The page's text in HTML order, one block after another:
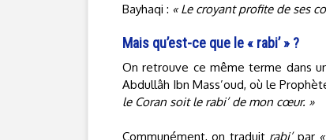
Bayhaqi : « Le croyant profite de ses
Mais qu’est-ce que le « rabi’ » ?
On retrouve ce même terme dans
Abdullâh Ibn Mass’oud, où le
le Coran soit le rabi’ de mon cœur. »
Communément, on traduit rabi’par